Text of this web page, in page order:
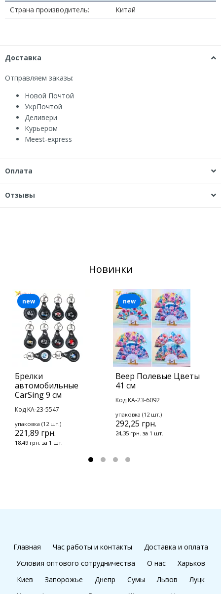
Страна производитель:
Китай
Доставка
Отправляем заказы:
Новой Почтой
УкрПочтой
Деливери
Курьером
Мeest-express
Оплата
Отзывы
Новинки
Брелки
автомобильные
CarSing 9 см
Код KA-23-5547
упаковка (12 шт.)
221,89 грн.
18,49 грн. за 1 шт.
new
Веер Полевые Цветы
41 см
Код KA-23-6092
упаковка (12 шт.)
292,25 грн.
24,35 грн. за 1 шт.
new
Главная Час работы и контакты
Доставка и оплата
Условия оптового сотрудничества
О нас
Харьков
Киев
Запорожье Днепр Сумы Львов
Луцк